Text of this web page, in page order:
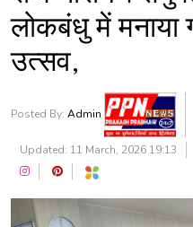
लोकबंधु में मनाया
उत्सव,
Posted By: Admin
Updated: 11 March, 2026 19:13